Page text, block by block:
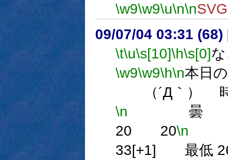
\w9\w9\u\n\n
09/07/04 03:31 (68)
\t\u\s[10]\h\s[0]
\w9\w9\h\n本日
（´Д｀）
\n 曇
20 20\n
33[+1] 最低